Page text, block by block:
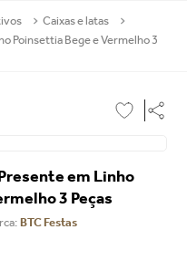
Caixas e latas
Poinsettia Bege e Vermelho 3
em Linho
3 Peças
BTC Festas